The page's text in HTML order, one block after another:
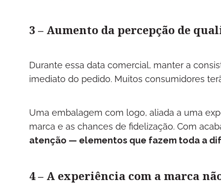
3 – Aumento da percepção de
Durante essa data comercial, manter a
imediato do pedido. Muitos consumidores
Uma embalagem com logo, aliada a uma
marca e as chances de fidelização. Com
atenção — elementos que fazem toda a
4 – A experiência com a marca